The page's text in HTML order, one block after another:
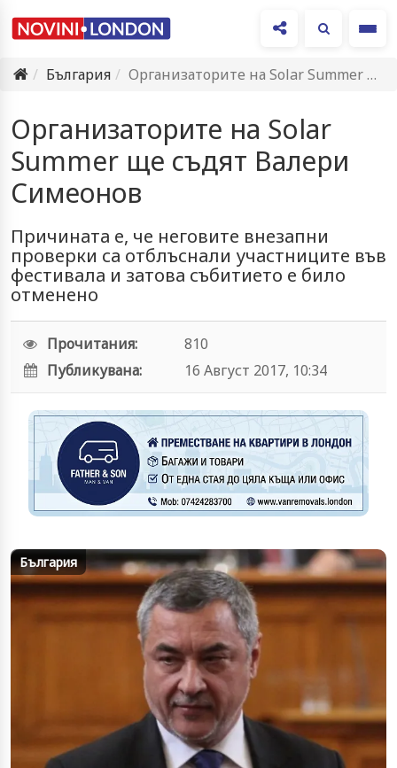
България
Организаторите на Solar Summer ще съдят Валери Симеонов
Организаторите на Solar
Summer ще съдят Валери
Симеонов
Причината е, че неговите внезапни
проверки са отблъснали участниците във
фестивала и затова събитието е било
отменено
Прочитания:
810
Публикувана:
16 Август 2017, 10:34
България